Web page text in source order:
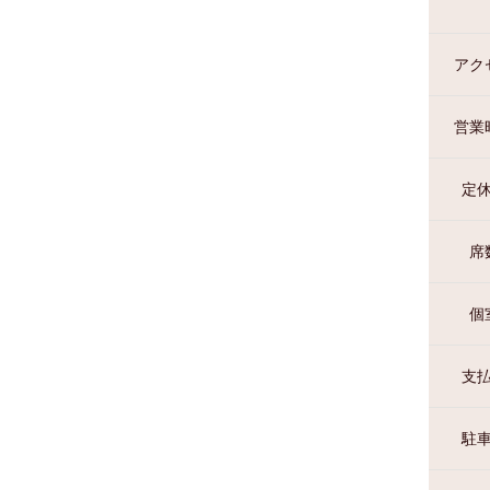
アク
営業
定
席
個
支
駐